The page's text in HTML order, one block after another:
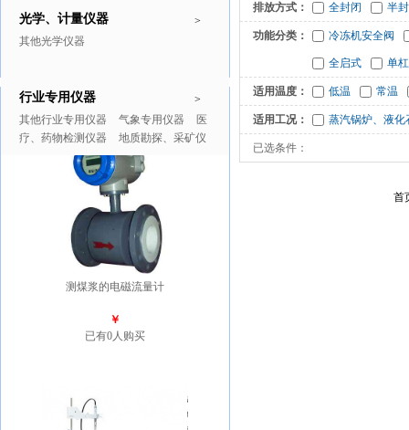
>
光学、计量仪器
其他光学仪器
>
行业专用仪器
其他行业专用仪器 气象专用仪器
医
疗、药物检测仪器
地质勘探、采矿仪
推广商品 更多>>
测煤浆的电磁流量计
￥
已有0人购买
排放方式： 全封闭 半
功能分类： 冷冻机安全阀
全启式 单
适用温度： 低温 常温
适用工况： 蒸汽锅炉、液化
已选条件：
首